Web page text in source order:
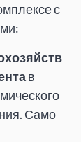
с
в
Само